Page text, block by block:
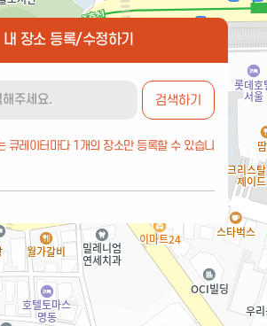
내 장소 등록/수정하기
검색하기
큐레이터마다 1개의 장소만 등록할 수 있습니